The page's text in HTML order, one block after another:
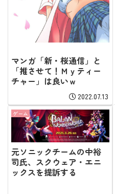
マンガ「新・桜通信」と
「推させて！Ｍｙティー
チャー」は良いｗ
2022.07.13
ゲーム
元ソニックチームの中裕
司氏、スクウェア・エニ
ックスを提訴する